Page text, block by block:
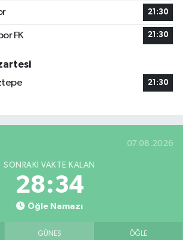
21:30
FK 21:30
21:30
07.08.2026
SONRAKI VAKTE KALAN
28:33
Öğle Namazı
GÜNEŞ ÖĞLE